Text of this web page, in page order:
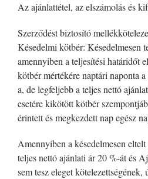
Az ajánlattétel, az elszámolás és
Szerződést biztosító
Késedelmi kötbér: Késedelmesen
amennyiben a teljesítési határidőt
kötbér mértékére naptári naponta
a, de legfeljebb a teljes nettó
esetére kikötött kötbér
érintett és megkezdett nap egész
Amennyiben a késedelmesen
teljes nettó ajánlati ár 20 %-át és
sem tesz eleget